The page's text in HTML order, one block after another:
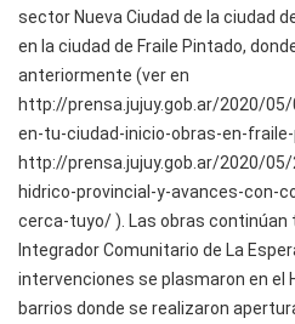
sector Nueva Ciudad de la ciudad
en la ciudad de Fraile Pintado,
anteriormente (ver en
http://prensa.jujuy.gob.ar/2020/
en-tu-ciudad-inicio-obras-en-
http://prensa.jujuy.gob.ar/2020/
hidrico-provincial-y-avances-con-
cerca-tuyo/ ). Las obras continúan
Integrador Comunitario de La
intervenciones se plasmaron en el
barrios donde se realizaron